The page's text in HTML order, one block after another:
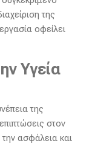
της
οφείλει
Υγεία
της
στον
ασφάλεια και